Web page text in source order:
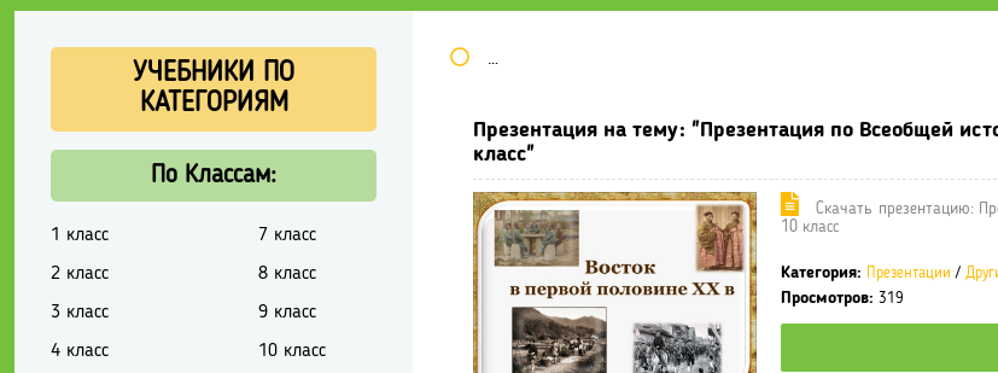
Школьные учебники / Презентации по предметам
Презентация на тему: "Презентация по Всеобщей
класс"
Cкачать презентацию:
10 класс
Категория: Презентации /
Просмотров: 319
УЧЕБНИКИ ПО
КАТЕГОРИЯМ
По Классам:
1 класс
2 класс
3 класс
4 класс
7 класс
8 класс
9 класс
10 класс